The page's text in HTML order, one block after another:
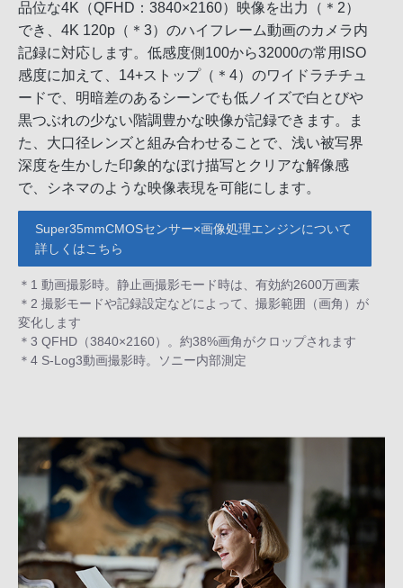
品位な4K（QFHD：3840×2160）映像を出力（＊2）
でき、4K 120p（＊3）のハイフレーム動画のカメラ内
記録に対応します。低感度側100から32000の常用ISO
感度に加えて、14+ストップ（＊4）のワイドラチチュ
ードで、明暗差のあるシーンでも低ノイズで白とびや
黒つぶれの少ない階調豊かな映像が記録できます。ま
た、大口径レンズと組み合わせることで、浅い被写界
深度を生かした印象的なぼけ描写とクリアな解像感
で、シネマのような映像表現を可能にします。
Super35mmCMOSセンサー×画像処理エンジンについて
詳しくはこちら
＊1 動画撮影時。静止画撮影モード時は、有効約2600万画素
＊2 撮影モードや記録設定などによって、撮影範囲（画角）が
変化します
＊3 QFHD（3840×2160）。約38%画角がクロップされます
＊4 S-Log3動画撮影時。ソニー内部測定